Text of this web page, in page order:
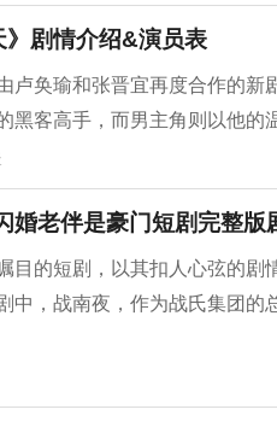
剧情介绍&演员表
卢奂瑜和张晋宜再度合作的
黑客高手，而男主角则以他的
婚老伴是豪门短剧完整版
目的短剧，以其扣人心弦的
中，战南夜，作为战氏集团